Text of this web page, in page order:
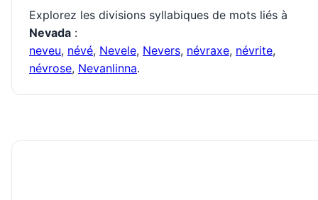
Explorez les divisions syllabiques de mots liés à
Nevada :
neveu, névé, Nevele, Nevers, névraxe, névrite,
névrose, Nevanlinna.